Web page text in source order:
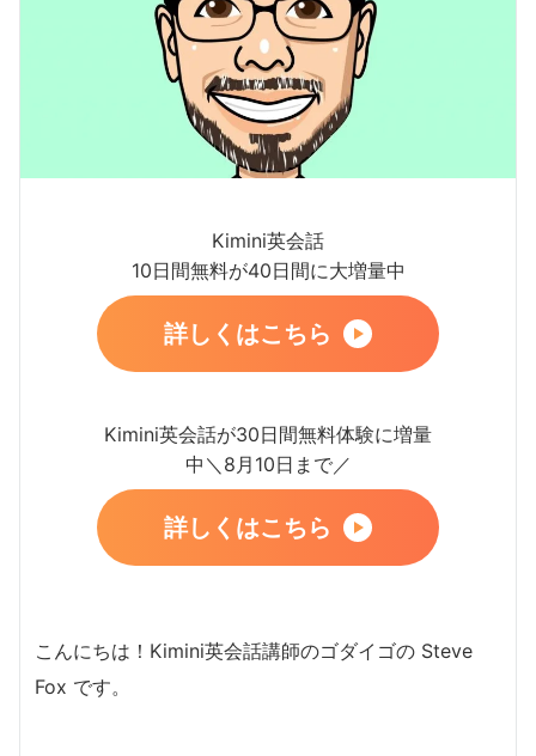
Kimini英会話
10日間無料が40日間に大増量中
詳しくはこちら
Kimini英会話が30日間無料体験に増量
中＼8月10日まで／
詳しくはこちら
こんにちは！Kimini英会話講師のゴダイゴの Steve
Fox です。